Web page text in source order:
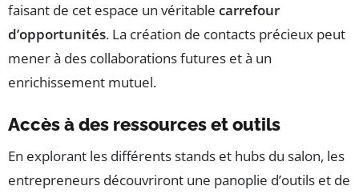
faisant de cet espace un véritable carrefour
d’opportunités. La création de contacts précieux peut
mener à des collaborations futures et à un
enrichissement mutuel.
Accès à des ressources et outils
En explorant les différents stands et hubs du salon, les
entrepreneurs découvriront une panoplie d’outils et de